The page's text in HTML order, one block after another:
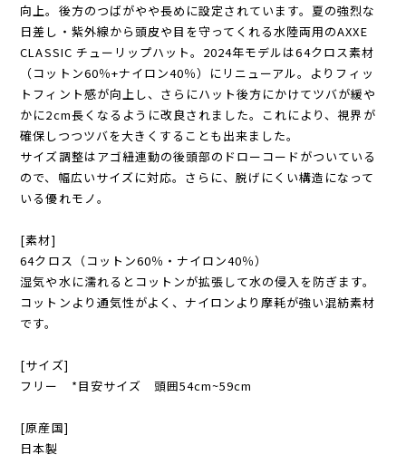
向上。後方のつばがやや長めに設定されています。夏の強烈な
日差し・紫外線から頭皮や目を守ってくれる水陸両用のAXXE
CLASSIC チューリップハット。2024年モデルは64クロス素材
（コットン60％+ナイロン40％）にリニューアル。よりフィッ
トフィント感が向上し、さらにハット後方にかけてツバが緩や
かに2cm長くなるように改良されました。これにより、視界が
確保しつつツバを大きくすることも出来ました。
サイズ調整はアゴ紐連動の後頭部のドローコードがついている
ので、幅広いサイズに対応。さらに、脱げにくい構造になって
いる優れモノ。
[素材]
64クロス（コットン60％・ナイロン40％）
湿気や水に濡れるとコットンが拡張して水の侵入を防ぎます。
コットンより通気性がよく、ナイロンより摩耗が強い混紡素材
です。
[サイズ]
フリー *目安サイズ 頭囲54cm~59cm
[原産国]
日本製